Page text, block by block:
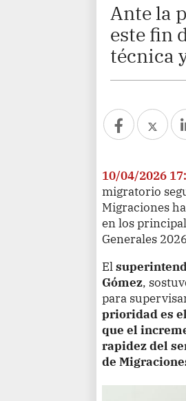
Ante la
este fin
técnica
10/04/2026
migratorio
Migraciones
en los
Generales
El
Gómez,
para
prioridad es
que el
rapidez del
de